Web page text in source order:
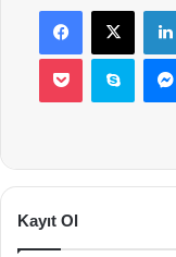
Facebook
X
Pocket Skype
Kayıt Ol